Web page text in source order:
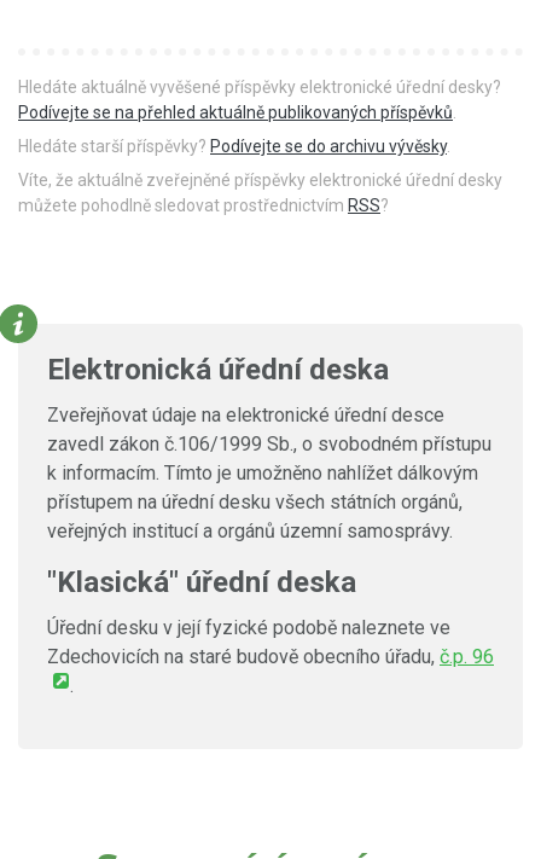
Hledáte aktuálně vyvěšené příspěvky elektronické úřední desky?
Podívejte se na přehled aktuálně publikovaných příspěvků
Hledáte starší příspěvky? Podívejte se do archivu vývěsky.
Víte, že aktuálně zveřejněné příspěvky elektronické úřední desky
můžete pohodlně sledovat prostřednictvím RSS?
Elektronická úřední deska
Zveřejňovat údaje na elektronické úřední desce
zavedl zákon č.106/1999 Sb., o svobodném přístupu
k informacím. Tímto je umožněno nahlížet dálkovým
přístupem na úřední desku všech státních orgánů,
veřejných institucí a orgánů územní samosprávy.
"Klasická" úřední deska
Úřední desku v její fyzické podobě naleznete ve
Zdechovicích na staré budově obecního úřadu, č.p. 96
.